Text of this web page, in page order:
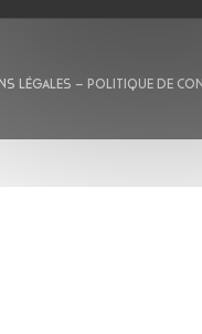
LÉGALES – POLITIQUE DE